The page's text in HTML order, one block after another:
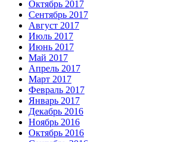
Октябрь 2017
Сентябрь 2017
Август 2017
Июль 2017
Июнь 2017
Май 2017
Апрель 2017
Март 2017
Февраль 2017
Январь 2017
Декабрь 2016
Ноябрь 2016
Октябрь 2016